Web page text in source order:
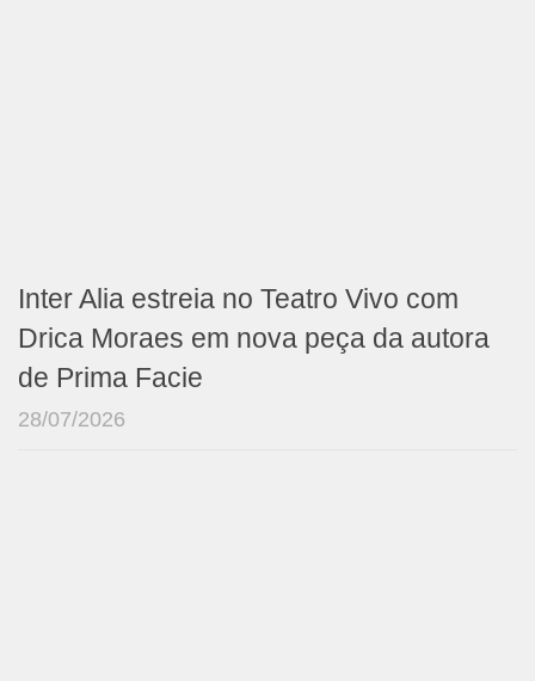
Inter Alia estreia no Teatro Vivo com
Drica Moraes em nova peça da autora
de Prima Facie
28/07/2026